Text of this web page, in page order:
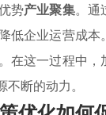
势产业聚集。通
低企业运营成
在这一过程中
断的动力。